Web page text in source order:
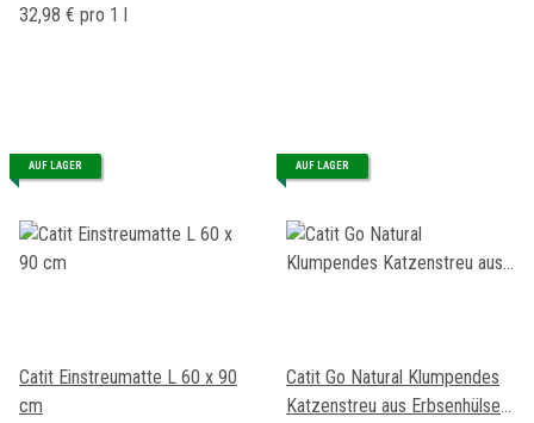
32,98 € pro 1 l
AUF LAGER
Catit Einstreumatte L 60 x 90
cm
AUF LAGER
Catit Go Natural Klumpendes
Katzenstreu aus Erbsenhülsen